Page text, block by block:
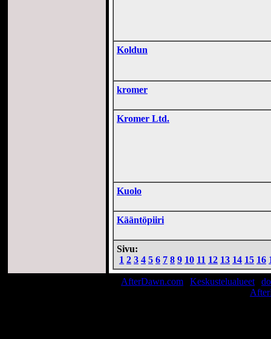
Koldun
kromer
Kromer Ltd.
Kuolo
Kääntöpiiri
Sivu:
1 2 3 4 5 6 7 8 9 10 11 12 13 14 15 16
AfterDawn.com Keskustelualueet